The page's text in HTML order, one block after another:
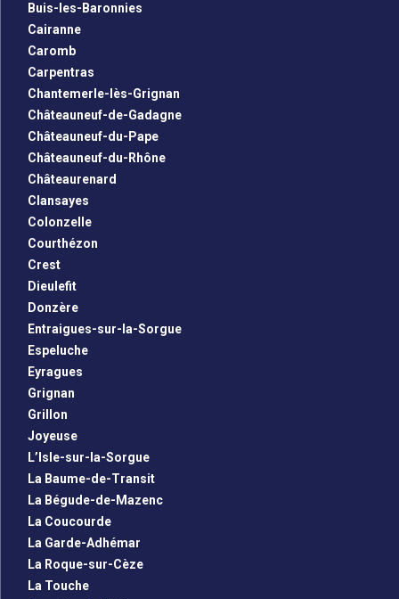
Buis-les-Baronnies
Cairanne
Caromb
Carpentras
Chantemerle-lès-Grignan
Châteauneuf-de-Gadagne
Châteauneuf-du-Pape
Châteauneuf-du-Rhône
Châteaurenard
Clansayes
Colonzelle
Courthézon
Crest
Dieulefit
Donzère
Entraigues-sur-la-Sorgue
Espeluche
Eyragues
Grignan
Grillon
Joyeuse
L’Isle-sur-la-Sorgue
La Baume-de-Transit
La Bégude-de-Mazenc
La Coucourde
La Garde-Adhémar
La Roque-sur-Cèze
La Touche